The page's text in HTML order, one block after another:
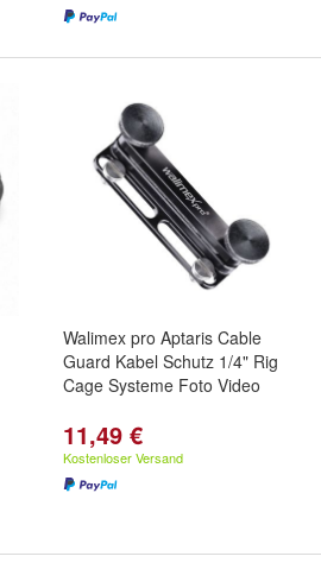
Walimex pro Aptaris Cable
Guard Kabel Schutz 1/4" Rig
Cage Systeme Foto Video
11,49 €
Kostenloser Versand